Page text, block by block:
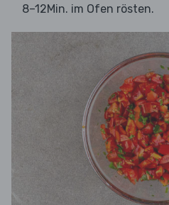
8–12Min. im Ofen rösten.